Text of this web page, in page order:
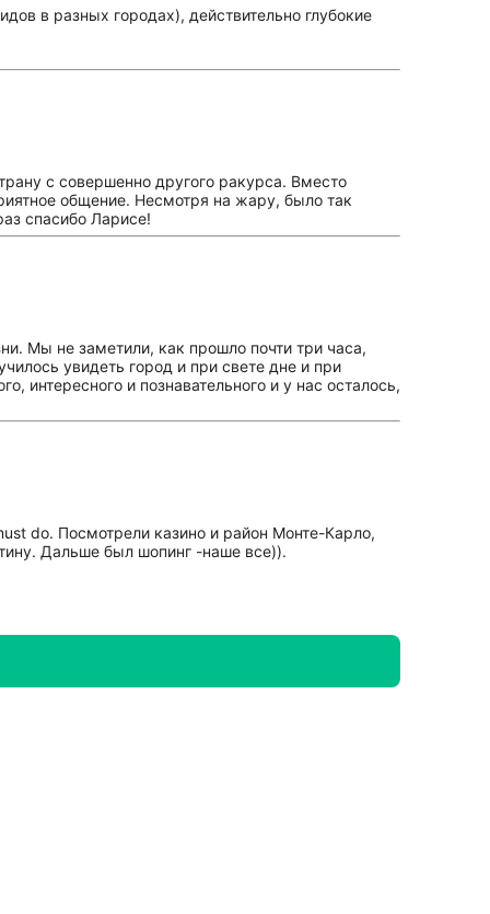
в разных городах), действительно глубокие
с совершенно другого ракурса. Вместо
общение. Несмотря на жару, было так
спасибо Ларисе!
Мы не заметили, как прошло почти три часа,
увидеть город и при свете дне и при
интересного и познавательного и у нас осталось,
do. Посмотрели казино и район Монте-Карло,
Дальше был шопинг -наше все)).